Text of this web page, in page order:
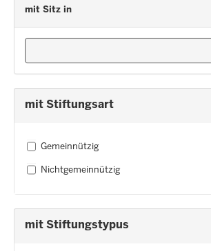
mit Sitz in
mit Stiftungsart
Gemeinnützig
Nichtgemeinnützig
mit Stiftungstypus